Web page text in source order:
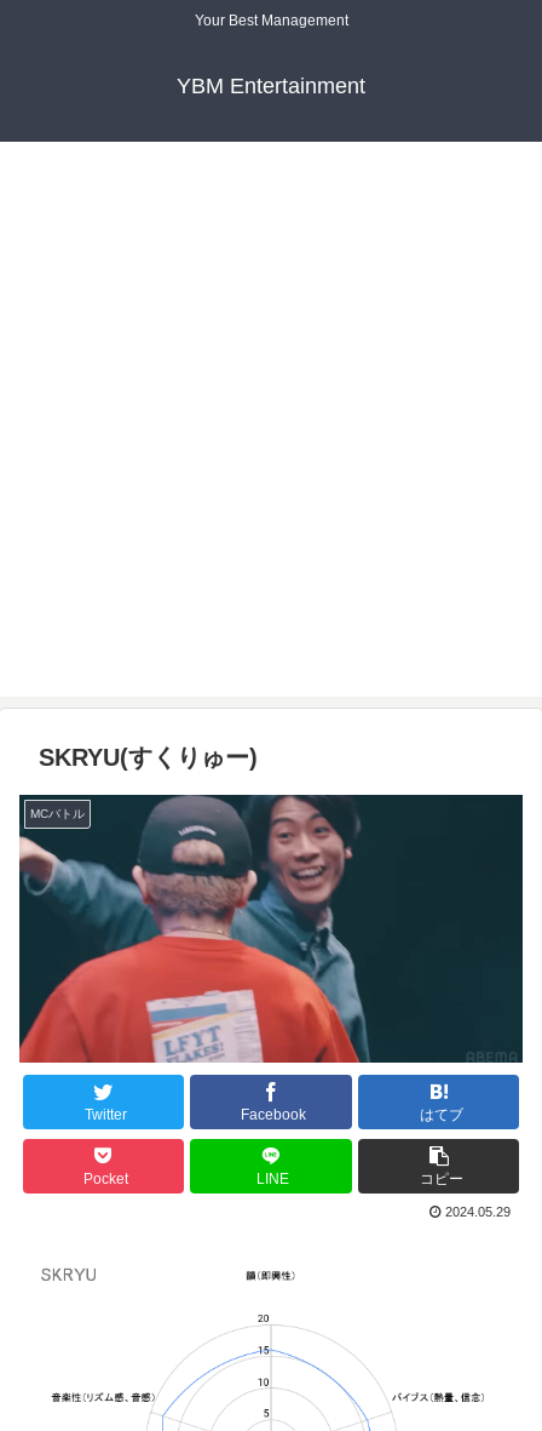
Your Best Management
YBM Entertainment
SKRYU(すくりゅー)
MCバトル
Twitter Facebook はてブ
Pocket LINE コピー
2024.05.29